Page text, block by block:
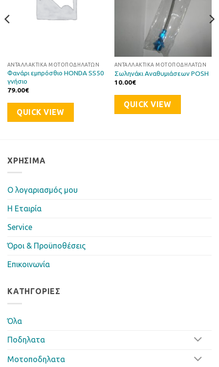
ΑΝΤΑΛΛΑΚΤΙΚΆ ΜΟΤΟΠΟΔΗΛΆΤΩΝ
Φανάρι εμπρόσθιο HONDA SS50
γνήσιο
79.00€
QUICK VIEW
ΑΝΤΑΛΛΑΚΤΙΚΆ ΜΟΤΟΠΟΔΗΛΆΤΩΝ
Σωληνάκι Αναθυμιάσεων POSH
10.00€
QUICK VIEW
ΧΡΉΣΙΜΑ
Ο λογαριασμός μου
Η Eταιρία
Service
Όροι & Προϋποθέσεις
Επικοινωνία
ΚΑΤΗΓΟΡΊΕΣ
Όλα
Ποδηλατα
Μοτοποδηλατα